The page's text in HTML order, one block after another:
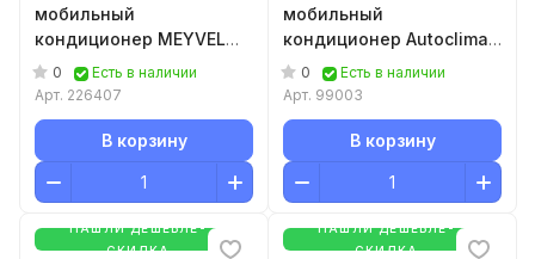
мобильный
кондиционер MEYVEL
AC-12TEC2000
0
Есть в наличии
Арт. 226407
В корзину
мобильный
кондиционер Autoclima
RTEH17
0
Есть в наличии
Арт. 99003
В корзину
НАШЛИ ДЕШЕВЛЕ-
СКИДКА
НАШЛИ ДЕШЕВЛЕ-
СКИДКА